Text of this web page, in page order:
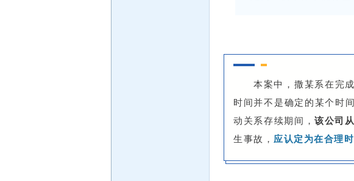
本案中，撒某系在完
时间并不是确定的某个时
动关系存续期间，该公司
生事故， 应认定为在合理